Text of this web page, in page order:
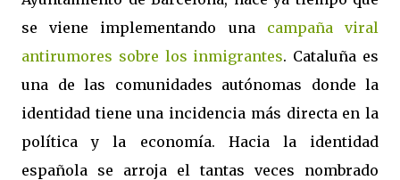
se viene implementando una campaña viral
antirumores sobre los inmigrantes. Cataluña es
una de las comunidades autónomas donde la
identidad tiene una incidencia más directa en la
política y la economía. Hacia la identidad
española se arroja el tantas veces nombrado